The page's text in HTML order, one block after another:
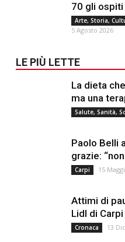
70 gli ospiti
Arte, Storia,
5 Agosto 2026
LE PIÙ LETTE
La dieta
ma una
Salute, Sanità,
Paolo Belli
grazie:
Carpi 15
Attimi di
Lidl di Carpi
Cronaca 13